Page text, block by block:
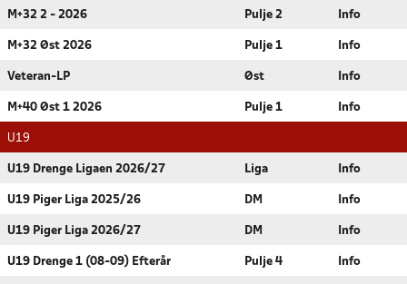
M+32 2 - 2026 Pulje 2 Info
M+32 Øst 2026 Pulje 1 Info
Veteran-LP Øst Info
M+40 Øst 1 2026 Pulje 1 Info
U19
U19 Drenge Ligaen 2026/27 Liga Info
U19 Piger Liga 2025/26 DM Info
U19 Piger Liga 2026/27 DM Info
U19 Drenge 1 (08-09) Efterår Pulje 4 Info